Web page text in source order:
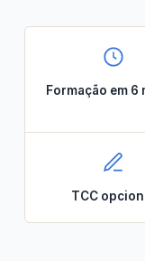
Formação em 6
TCC